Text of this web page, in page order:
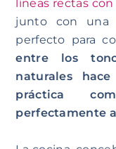
líneas rectas con
junto con una
perfecto para
entre los
naturales
práctica
perfectamente